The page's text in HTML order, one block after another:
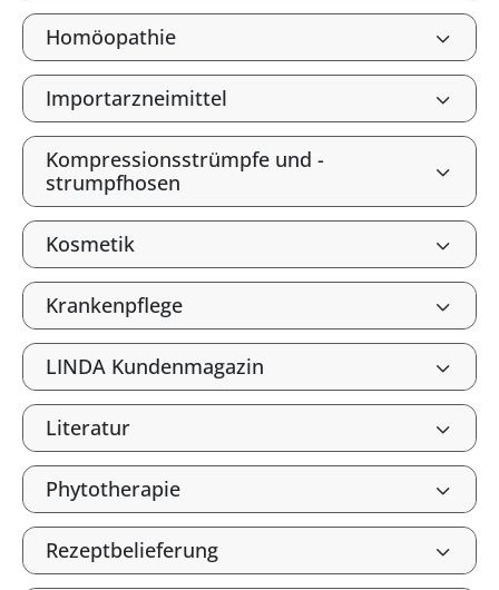
Homöopathie
Importarzneimittel
Kompressionsstrümpfe und -
strumpfhosen
Kosmetik
Krankenpflege
LINDA Kundenmagazin
Literatur
Phytotherapie
Rezeptbelieferung